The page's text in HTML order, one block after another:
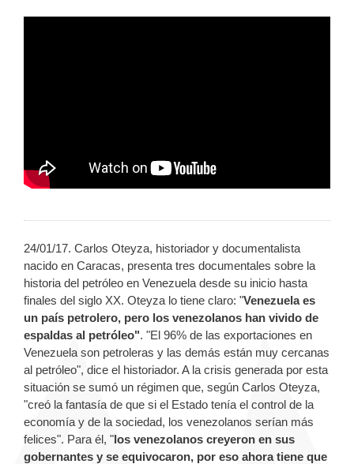
24/01/17. Carlos Oteyza, historiador y documentalista
nacido en Caracas, presenta tres documentales sobre la
historia del petróleo en Venezuela desde su inicio hasta
finales del siglo XX. Oteyza lo tiene claro: "Venezuela es
un país petrolero, pero los venezolanos han vivido de
espaldas al petróleo". "El 96% de las exportaciones en
Venezuela son petroleras y las demás están muy cercanas
al petróleo", dice el historiador. A la crisis generada por esta
situación se sumó un régimen que, según Carlos Oteyza,
"creó la fantasía de que si el Estado tenía el control de la
economía y de la sociedad, los venezolanos serían más
felices". Para él, "los venezolanos creyeron en sus
gobernantes y se equivocaron, por eso ahora tiene que